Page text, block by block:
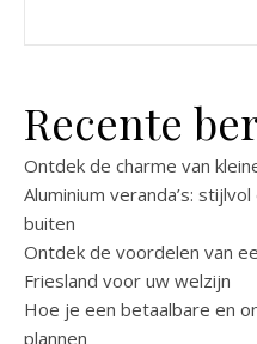
Recente
Ontdek de charme van
Aluminium veranda’s:
buiten
Ontdek de voordelen van
Friesland voor uw welzijn
Hoe je een betaalbare en
plannen